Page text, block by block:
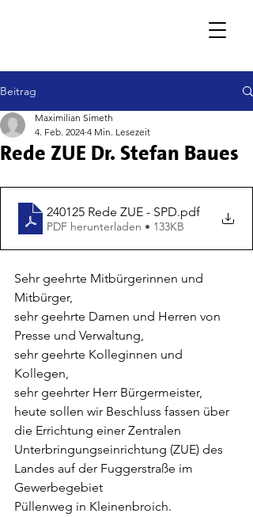
Beitrag
Rede ZUE Dr. Stefan Baues
Maximilian Simeth
4. Feb. 2024 4 Min. Lesezeit
240125 Rede ZUE - SPD.pdf
PDF herunterladen • 133KB
Sehr geehrte Mitbürgerinnen und
Mitbürger,
sehr geehrte Damen und Herren von
Presse und Verwaltung,
sehr geehrte Kolleginnen und
Kollegen,
sehr geehrter Herr Bürgermeister,
heute sollen wir Beschluss fassen über
die Errichtung einer Zentralen
Unterbringungseinrichtung (ZUE) des
Landes auf der Fuggerstraße im
Gewerbegebiet
Püllenweg in Kleinenbroich.